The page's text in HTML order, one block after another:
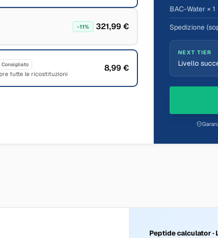
-11% 321,99 €
Consigliato
tutte le ricostituzioni
8,99 €
BAC-Water × 1
Spedizione
NEXT TIER
Livello
Peptide calculator ·